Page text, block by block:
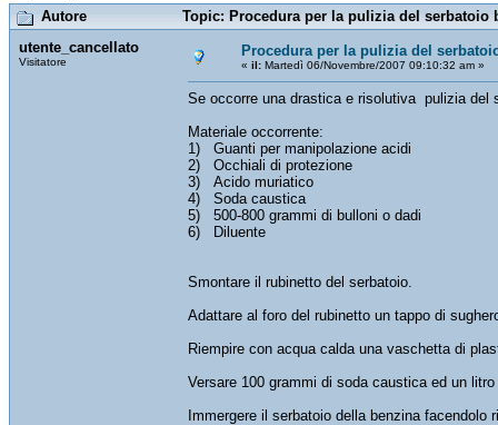
Autore
Topic: Procedura per la pulizia del serbatoio
utente_cancellato
Visitatore
Procedura per la pulizia del
« il: Martedì 06/Novembre/2007 09:10:32 am »
Se occorre una drastica e risolutiva pulizia del
Materiale occorrente:
1) Guanti per manipolazione acidi
2) Occhiali di protezione
3) Acido muriatico
4) Soda caustica
5) 500-800 grammi di bulloni o dadi
6) Diluente
Smontare il rubinetto del serbatoio.
Adattare al foro del rubinetto un tappo di
Riempire con acqua calda una vaschetta di
Versare 100 grammi di soda caustica ed un
Immergere il serbatoio della benzina facendolo